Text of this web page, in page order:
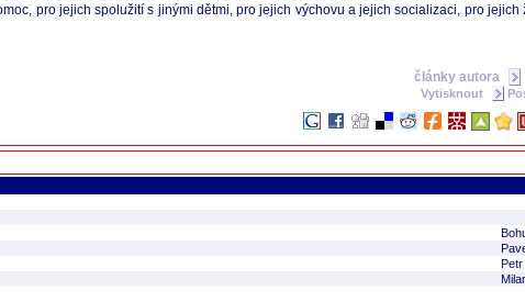
pro jejich spolužití s jinými dětmi, pro jejich výchovu a jejich socializaci, pro jejich
články autora
Vytisknout